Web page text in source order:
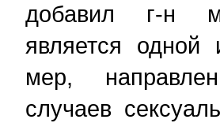
добавил г-н
является одной
мер,
случаев